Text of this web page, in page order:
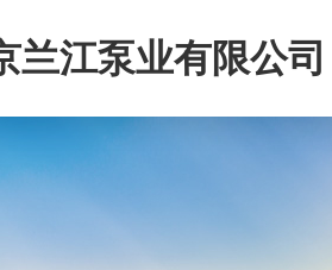
兰江泵业有限公司